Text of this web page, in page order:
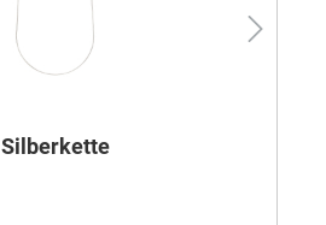
Silberkette